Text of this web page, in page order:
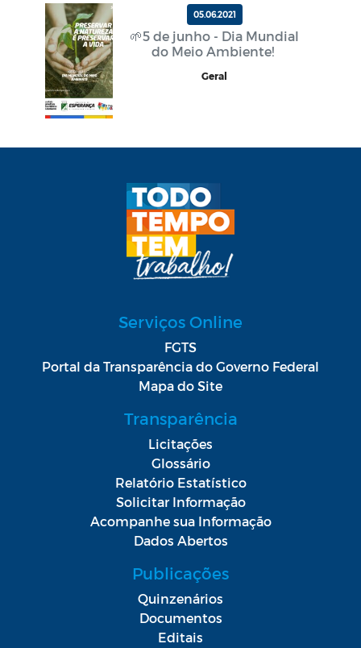
05.06.2021
🌱5 de junho - Dia Mundial
do Meio Ambiente!
Geral
Serviços Online
FGTS
Portal da Transparência do Governo Federal
Mapa do Site
Transparência
Licitações
Glossário
Relatório Estatístico
Solicitar Informação
Acompanhe sua Informação
Dados Abertos
Publicações
Quinzenários
Documentos
Editais